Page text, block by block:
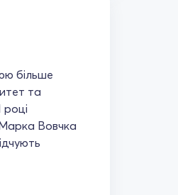
більше
та
році
Вовчка